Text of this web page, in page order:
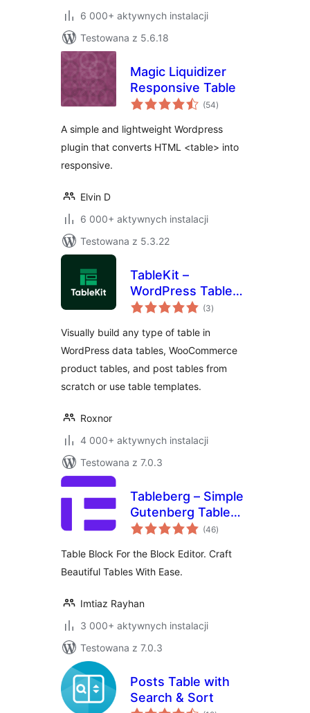
6 000+ aktywnych instalacji
Testowana z 5.6.18
Magic Liquidizer
Responsive Table
(54wszystkich
ocen
)
A simple and lightweight Wordpress
plugin that converts HTML <table> into
responsive.
Elvin D
6 000+ aktywnych instalacji
Testowana z 5.3.22
TableKit –
WordPress Table
Builder for Data
WooCommerce
Product Tables &
Post Tables
(3wszystkich
ocen
)
Visually build any type of table in
WordPress data tables, WooCommerce
product tables, and post tables from
scratch or use table templates.
Roxnor
4 000+ aktywnych instalacji
Testowana z 7.0.3
Tableberg – Simple
Gutenberg Table
Block
(46wszystkich
ocen
)
Table Block For the Block Editor. Craft
Beautiful Tables With Ease.
Imtiaz Rayhan
3 000+ aktywnych instalacji
Testowana z 7.0.3
Posts Table with
Search & Sort
wszystkich